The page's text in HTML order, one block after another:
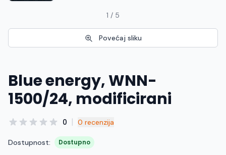
1 / 5
Povećaj sliku
Blue energy, WNN-
1500/24, modificirani
0 | 0 recenzija
Dostupnost: Dostupno